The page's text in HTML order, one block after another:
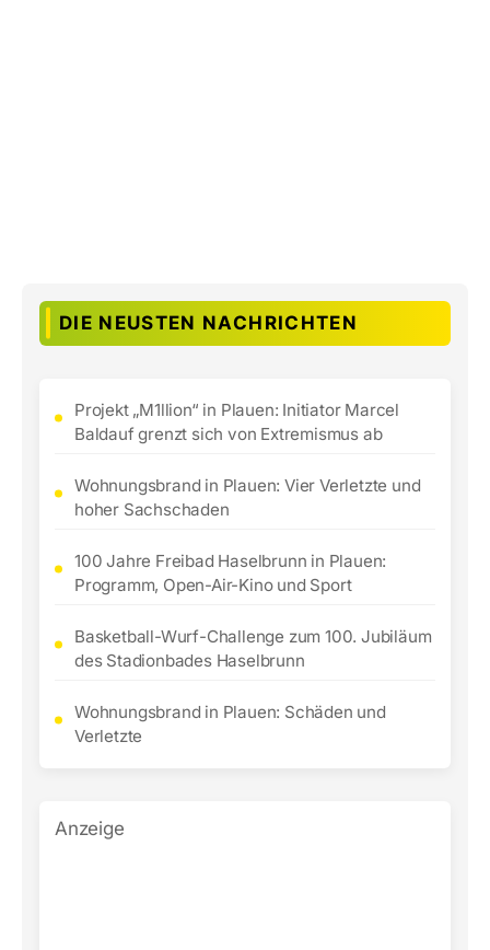
DIE NEUSTEN NACHRICHTEN
Projekt „M1llion“ in Plauen: Initiator Marcel
Baldauf grenzt sich von Extremismus ab
Wohnungsbrand in Plauen: Vier Verletzte und
hoher Sachschaden
100 Jahre Freibad Haselbrunn in Plauen:
Programm, Open-Air-Kino und Sport
Basketball-Wurf-Challenge zum 100. Jubiläum
des Stadionbades Haselbrunn
Wohnungsbrand in Plauen: Schäden und
Verletzte
Anzeige